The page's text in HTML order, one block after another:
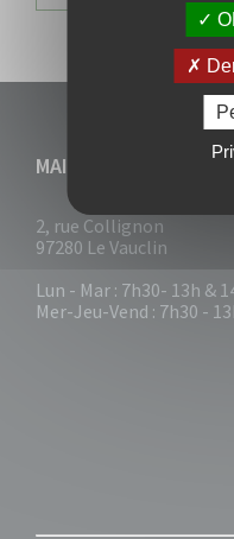
MAIRIE DU VAUCLIN
2, rue Collignon
97280 Le Vauclin
Lun - Mar : 7h30- 13h &
Mer-Jeu-Vend : 7h30 -